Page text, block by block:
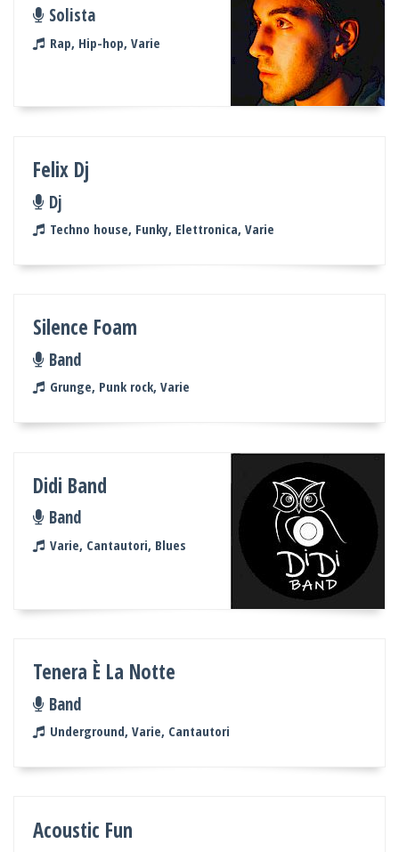
Solista
Rap, Hip-hop, Varie
Felix Dj
Dj
Techno house, Funky, Elettronica, Varie
Silence Foam
Band
Grunge, Punk rock, Varie
Didi Band
Band
Varie, Cantautori, Blues
Tenera È La Notte
Band
Underground, Varie, Cantautori
Acoustic Fun